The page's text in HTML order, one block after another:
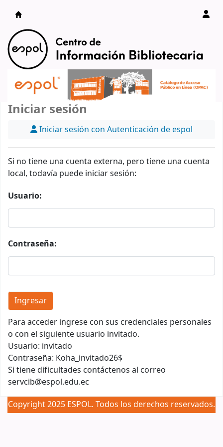
Catálogo en línea
Iniciar sesión
Iniciar sesión con Autenticación de espol
Si no tiene una cuenta externa, pero tiene una cuenta
local, todavía puede iniciar sesión:
Usuario:
Contraseña:
Para acceder ingrese con sus credenciales personales
o con el siguiente usuario invitado.
Usuario: invitado
Contraseña: Koha_invitado26$
Si tiene dificultades contáctenos al correo
servcib@espol.edu.ec
Copyright 2025 ESPOL. Todos los derechos reservados.